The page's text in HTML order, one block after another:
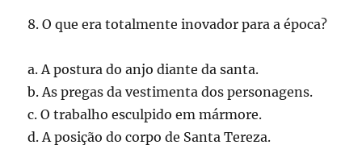
8. O que era totalmente inovador para a época?
a. A postura do anjo diante da santa.
b. As pregas da vestimenta dos personagens.
c. O trabalho esculpido em mármore.
d. A posição do corpo de Santa Tereza.